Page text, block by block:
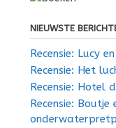
NIEUWSTE
Recensie: Lucy
Recensie: Het
Recensie: Hotel
Recensie: Boutje